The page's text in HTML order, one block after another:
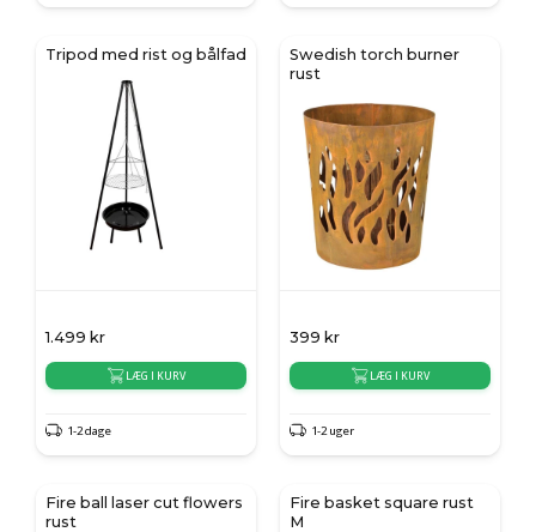
Tripod med rist og bålfad
1.499 kr
LÆG I KURV
1-2 dage
Swedish torch burner
rust
399 kr
LÆG I KURV
1-2 uger
Fire ball laser cut flowers
rust
Fire basket square rust
M